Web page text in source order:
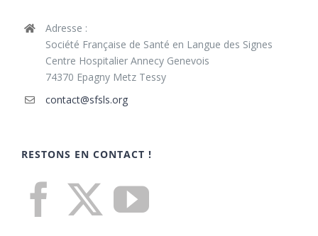
Adresse :
Société Française de Santé en Langue des Signes
Centre Hospitalier Annecy Genevois
74370 Epagny Metz Tessy
contact@sfsls.org
RESTONS EN CONTACT !